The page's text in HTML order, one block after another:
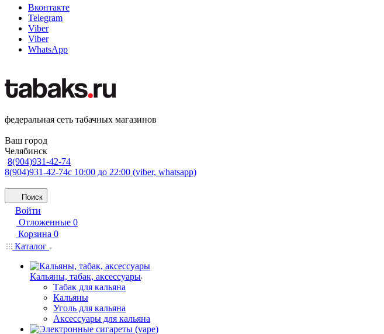
Вконтакте
Telegram
Viber
Viber
WhatsApp
федеральная сеть табачных магазинов
Ваш город
Челябинск
8(904)931-42-74
8(904)931-42-74с 10:00 до 22:00 (viber, whatsapp)
Поиск
Войти
Отложенные 0
Корзина 0
Каталог
Кальяны, табак, аксессуары
Табак для кальяна
Кальяны
Уголь для кальяна
Аксессуары для кальяна